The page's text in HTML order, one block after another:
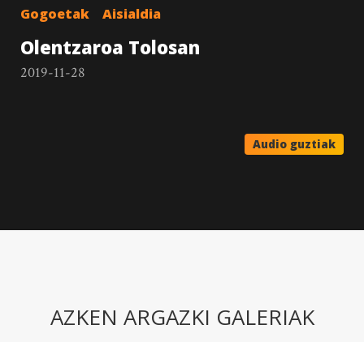
Aisialdia
Gogoetak
Olentzaroa Tolosan
2019-11-28
Audio guztiak
AZKEN ARGAZKI GALERIAK